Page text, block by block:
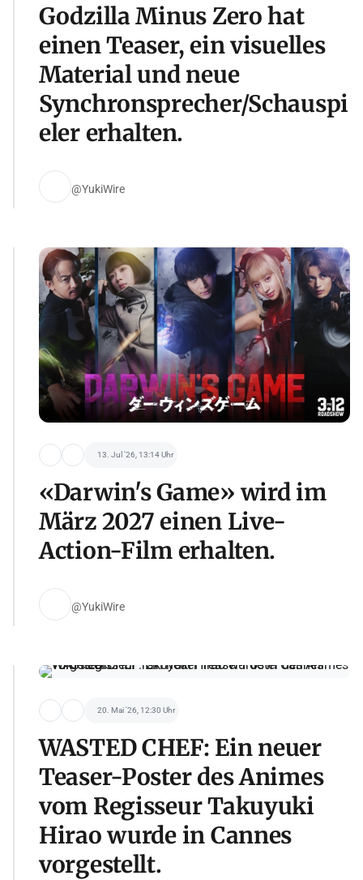
Godzilla Minus Zero hat
einen Teaser, ein visuelles
Material und neue
Synchronsprecher/Schauspi
eler erhalten.
@YukiWire
13. Jul '26, 13:14 Uhr
«Darwin's Game» wird im
März 2027 einen Live-
Action-Film erhalten.
@YukiWire
20. Mai '26, 12:30 Uhr
WASTED CHEF: Ein neuer
Teaser-Poster des Animes
vom Regisseur Takuyuki
Hirao wurde in Cannes
vorgestellt.